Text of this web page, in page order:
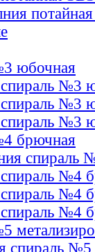
юбочная
№3
№3
№3
брючная
спираль
№4
№4
№4
спираль №5